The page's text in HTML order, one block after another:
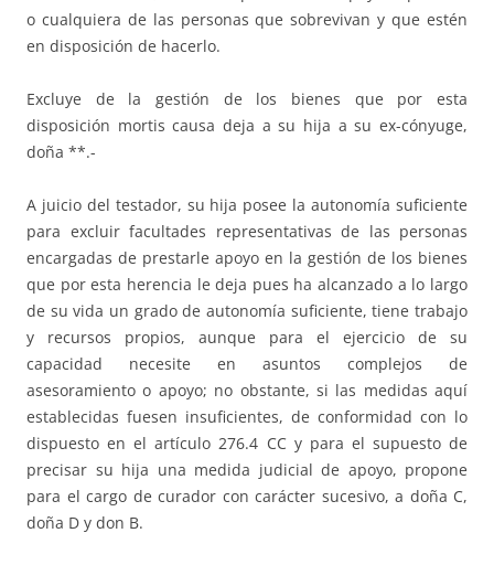
o cualquiera de las personas que sobrevivan y que estén
en disposición de hacerlo.
Excluye de la gestión de los bienes que por esta
disposición mortis causa deja a su hija a su ex-cónyuge,
doña **.-
A juicio del testador, su hija posee la autonomía suficiente
para excluir facultades representativas de las personas
encargadas de prestarle apoyo en la gestión de los bienes
que por esta herencia le deja pues ha alcanzado a lo largo
de su vida un grado de autonomía suficiente, tiene trabajo
y recursos propios, aunque para el ejercicio de su
capacidad necesite en asuntos complejos de
asesoramiento o apoyo; no obstante, si las medidas aquí
establecidas fuesen insuficientes, de conformidad con lo
dispuesto en el artículo 276.4 CC y para el supuesto de
precisar su hija una medida judicial de apoyo, propone
para el cargo de curador con carácter sucesivo, a doña C,
doña D y don B.